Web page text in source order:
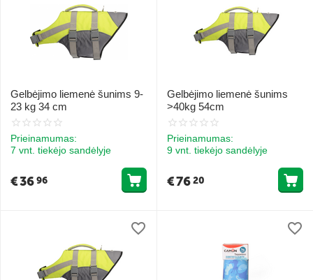
Gelbėjimo liemenė šunims 9-
23 kg 34 cm
Prieinamumas:
7 vnt. tiekėjo sandėlyje
€3696
Gelbėjimo liemenė šunims
>40kg 54cm
Prieinamumas:
9 vnt. tiekėjo sandėlyje
€7620